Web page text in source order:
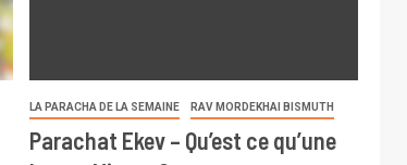
LA PARACHA DE LA SEMAINE RAV MORDEKHAI BISMUTH
Parachat Ekev – Qu’est ce qu’une